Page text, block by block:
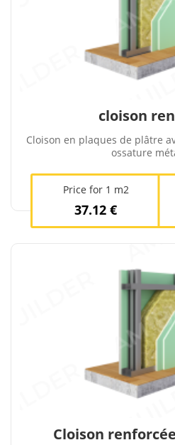
cloison
Cloison en plaques de plâtre
ossature
Price for 1 m2
37.12 €
Cloison